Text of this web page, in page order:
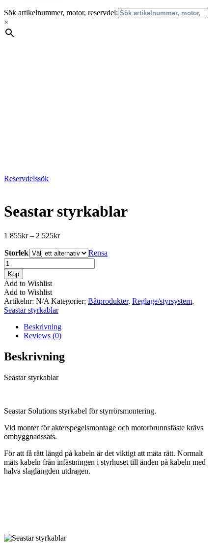
Sök artikelnummer, motor, reservdel:
×
Reservdelssök
Seastar styrkablar
1 855kr – 2 525krPrisintervall:
855kr
till
2
Storlek
Rensa
Seastar
styrkablar
mängd
Köp
Add to Wishlist
Add to Wishlist
Artikelnr: N/A Kategorier: Båtprodukter, Reglage/styrsystem,
Seastar styrkablar
Beskrivning
Reviews (0)
Beskrivning
Seastar styrkablar
Seastar Solutions styrkabel för styrrörsmontering.
Vid monter för akterspegelsmontage och motorbrunnsfäste krävs
ombyggnadssats.
För att få rätt längd på kabeln är det viktigt att mäta rätt. Normalt
mäts kabeln från infästningen i styrhuset till änden på kabeln med
halva slaglängden utdragen.